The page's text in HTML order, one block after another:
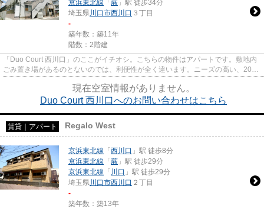
京浜東北線 「 蕨 」駅 徒歩34分
埼玉県川口市西川口 ３丁目
-
築年数：築11年
階数：2階建
「Duo Court 西川口」のここがイチオシ。こちらの物件はアパートです。敷地内
ごみ置き場があるのとないのでは、利便性が全く違います。ニーズの高い、2014
現在空室情報がありません。
Duo Court 西川口へのお問い合わせはこちら
賃貸｜アパート Regalo West
京浜東北線 「 西川口 」駅 徒歩8分
京浜東北線 「 蕨 」駅 徒歩29分
京浜東北線 「 川口 」駅 徒歩29分
埼玉県川口市西川口 ２丁目
-
築年数：築13年